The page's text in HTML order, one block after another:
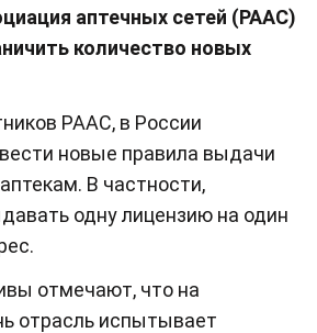
аптечных сетей (РААС)
количество новых
РААС, в России
новые правила выдачи
В частности,
одну лицензию на один
отмечают, что на
отрасль испытывает